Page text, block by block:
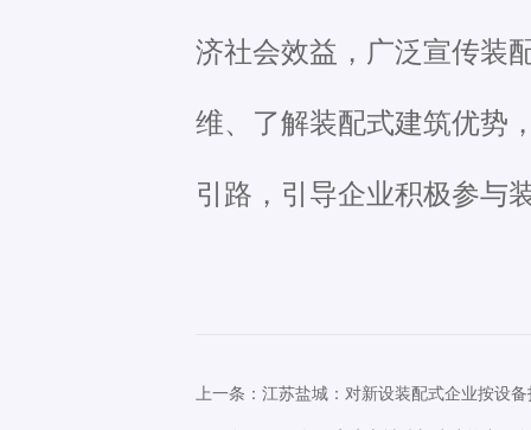
济社会效益，广泛宣传装
维、了解装配式建筑优势
引路，引导企业积极参与
上一条：江苏盐城：对新设装配式企业按设